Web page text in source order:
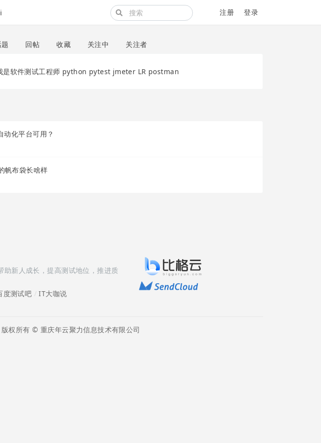
注册 登录
回帖 收藏 关注中 关注者
是软件测试工程师 python pytest jmeter LR postman
动化平台可用？
帆布袋长啥样
新人成长，提高测试地位，推进质
度测试吧 /IT大咖说
版权所有 © 重庆年云聚力信息技术有限公司